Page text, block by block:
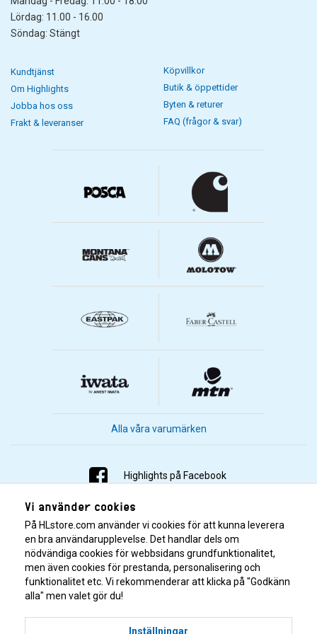
Lördag: 11.00 - 16.00
Söndag: Stängt
Kundtjänst
Om Highlights
Jobba hos oss
Frakt & leveranser
Köpvillkor
Butik & öppettider
Byten & returer
FAQ (frågor & svar)
Alla våra varumärken
Highlights på Facebook
Highlights på Instagram
Highlights på Youtube
Highlights på Tiktok
Vi använder cookies
På HLstore.com använder vi cookies för att kunna leverera
en bra användarupplevelse. Det handlar dels om
nödvändiga cookies för webbsidans grundfunktionalitet,
men även cookies för prestanda, personalisering och
funktionalitet etc. Vi rekommenderar att klicka på "Godkänn
alla" men valet gör du!
Inställningar